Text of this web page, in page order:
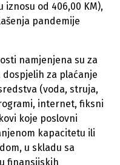
od 406,00 KM),
pandemije
namjenjena su za
za plaćanje
(voda, struja,
internet, fiksni
koje poslovni
kapacitetu ili
u skladu sa
finansijskih